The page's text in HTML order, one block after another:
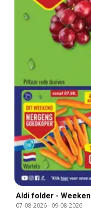
Aldi folder -
07-08-2026- 09-08-2026